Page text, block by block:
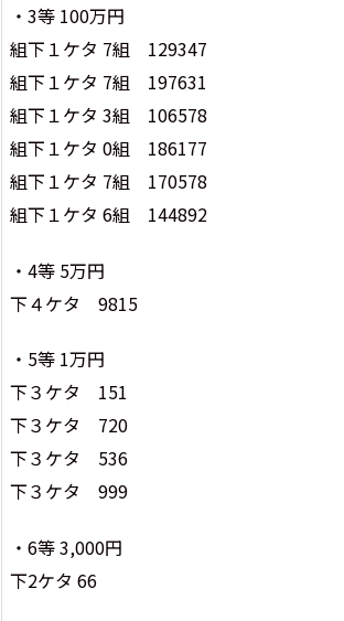
・3等 100万円
組下１ケタ 7組 129347
組下１ケタ 7組 197631
組下１ケタ 3組 106578
組下１ケタ 0組 186177
組下１ケタ 7組 170578
組下１ケタ 6組 144892
・4等 5万円
下４ケタ 9815
・5等 1万円
下３ケタ 151
下３ケタ 720
下３ケタ 536
下３ケタ 999
・6等 3,000円
下2ケタ 66